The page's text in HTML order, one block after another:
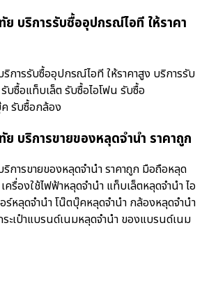
บริการรับซื้ออุปกรณ์ไอที ให้ราคา
การรับซื้ออุปกรณ์ไอที ให้ราคาสูง บริการรับ
ซื้อแท็บเล็ต รับซื้อไอโฟน รับซื้อ
รับซื้อกล้อง
บริการขายของหลุดจำนำ ราคาถูก
การขายของหลุดจำนำ ราคาถูก มือถือหลุด
รื่องใช้ไฟฟ้าหลุดจำนำ แท็บเล็ตหลุดจำนำ ไอ
ร์หลุดจำนำ โน๊ตบุ๊คหลุดจำนำ กล้องหลุดจำนำ
ะเป๋าแบรนด์เนมหลุดจำนำ ของแบรนด์เนม